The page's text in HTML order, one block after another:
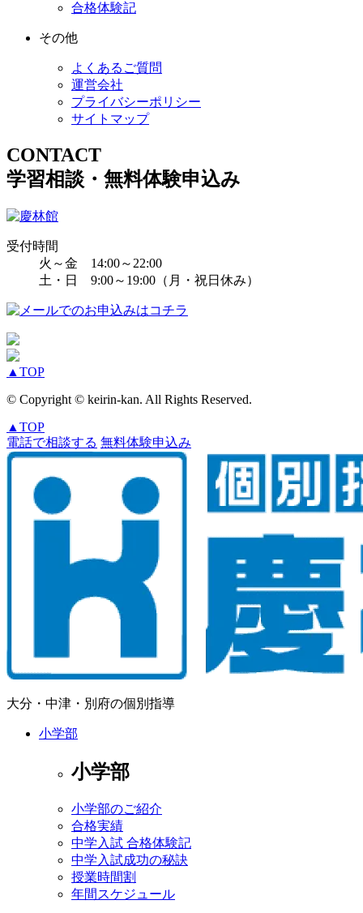
合格体験記
その他
よくあるご質問
運営会社
プライバシーポリシー
サイトマップ
CONTACT
学習相談・無料体験申込み
受付時間
火～金 14:00～22:00
土・日 9:00～19:00（月・祝日休み）
▲ TOP
© Copyright © keirin-kan. All Rights Reserved.
▲ TOP
電話で相談する 無料体験申込み
大分・中津・別府の個別指導
小学部
小学部
小学部のご紹介
合格実績
中学入試 合格体験記
中学入試成功の秘訣
授業時間割
年間スケジュール